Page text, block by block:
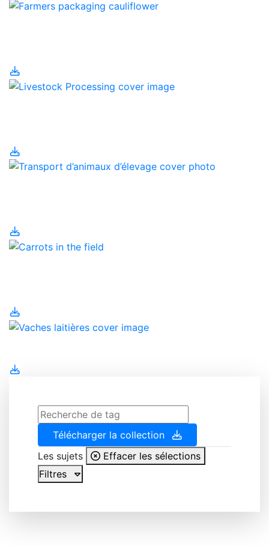
Télécharger la collection
Les sujets
Effacer les sélections
Filtres